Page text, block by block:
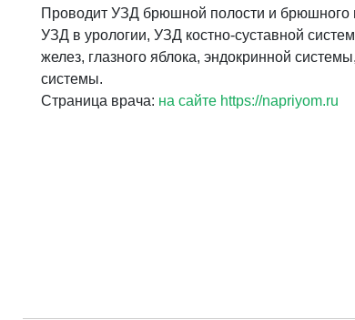
Проводит УЗД брюшной полости и брюшного
УЗД в урологии, УЗД костно-суставной
желез, глазного яблока, эндокринной
системы.
Страница врача: на сайте https://napriyom.ru